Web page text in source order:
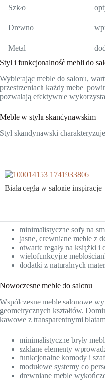
Szkło
Drewno
Metal
Styl i funkcjonalność mebli do
Wybierając meble do salonu,
przestrzeniach każdy mebel
pozwalają efektywnie
Meble w stylu skandynawskim
Styl skandynawski
Biała cegła w salonie inspiracje
minimalistyczne sofy na
jasne, drewniane meble z
otwarte regały na książki i
wielofunkcyjne
dodatki z naturalnych
Nowoczesne meble do salonu
Współczesne meble salonowe
geometrycznych kształtów.
kawowe z transparentnymi
minimalistyczne bryły
szklane elementy
funkcjonalne komody i
modułowe systemy do
drewniane meble